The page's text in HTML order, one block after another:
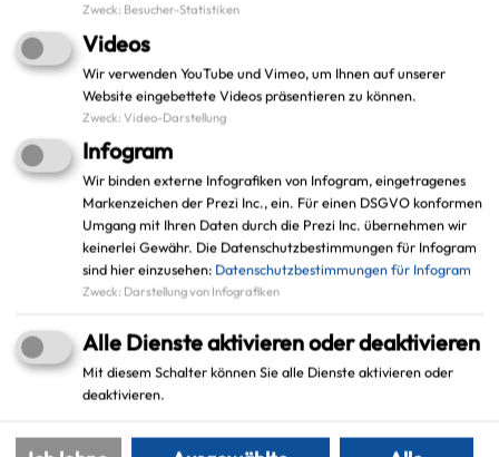
Adresse:
Projekt: Integreat-App
Creiler Platz 1
45768 Marl
Zweck: Besucher-Statistiken
Videos
Wir verwenden YouTube und Vimeo, um Ihnen auf unserer
Website eingebettete Videos präsentieren zu können.
Zweck: Video-Darstellung
Infogram
Wir binden externe Infografiken von Infogram, eingetragenes
Markenzeichen der Prezi Inc., ein. Für einen DSGVO konformen
Umgang mit Ihren Daten durch die Prezi Inc. übernehmen wir
keinerlei Gewähr. Die Datenschutzbestimmungen für Infogram
sind hier einzusehen: Datenschutzbestimmungen für Infogram
Zweck: Darstellung von Infografiken
Alle Dienste aktivieren oder deaktivieren
Mit diesem Schalter können Sie alle Dienste aktivieren oder
deaktivieren.